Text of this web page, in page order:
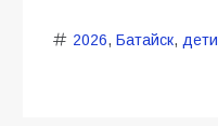
2026, Батайск, дети